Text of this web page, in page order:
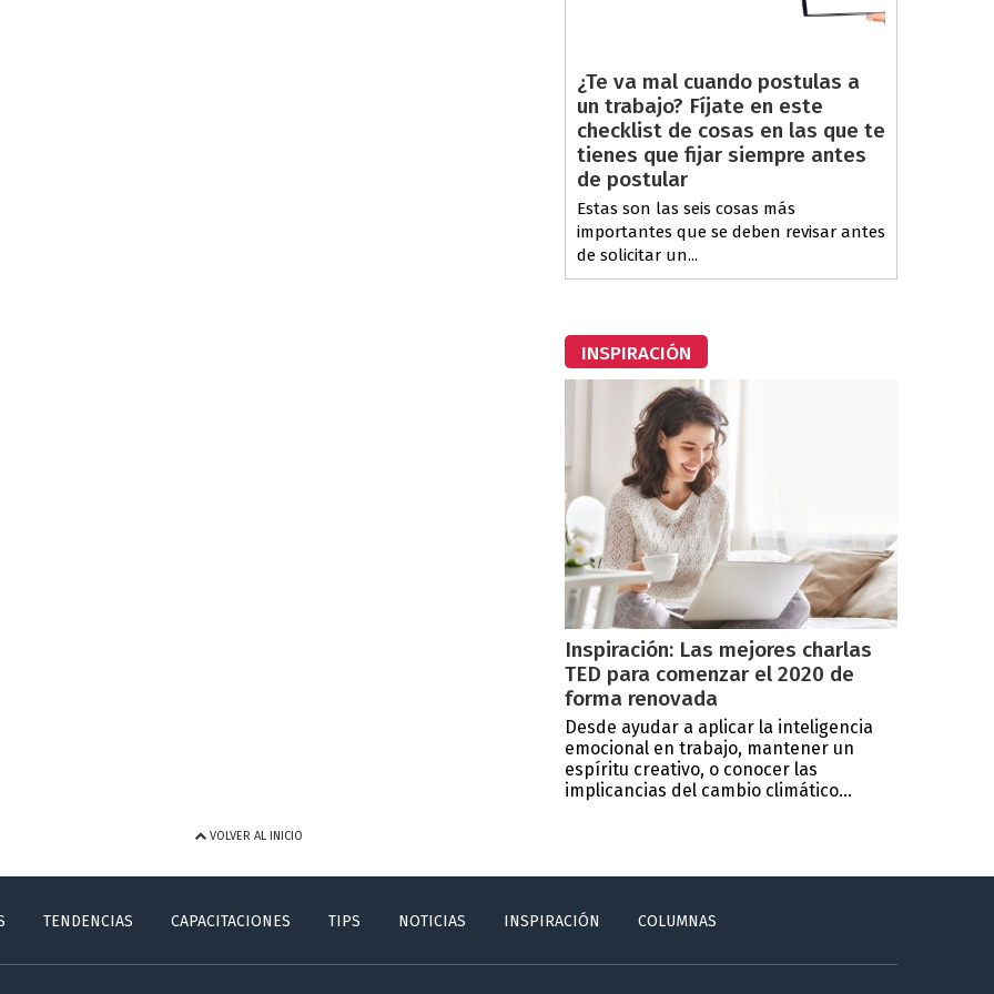
¿Te va mal cuando postulas a
un trabajo? Fíjate en este
checklist de cosas en las que te
tienes que fijar siempre antes
de postular
Estas son las seis cosas más
importantes que se deben revisar antes
de solicitar un...
INSPIRACIÓN
Inspiración: Las mejores charlas
TED para comenzar el 2020 de
forma renovada
Desde ayudar a aplicar la inteligencia
emocional en trabajo, mantener un
espíritu creativo, o conocer las
implicancias del cambio climático...
VOLVER AL INICIO
TENDENCIAS CAPACITACIONES TIPS NOTICIAS INSPIRACIÓN COLUMNAS